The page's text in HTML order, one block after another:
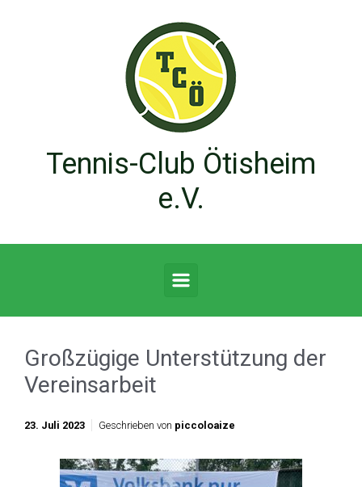
Tennis-Club Ötisheim
e.V.
Großzügige Unterstützung der
Vereinsarbeit
23. Juli 2023 Geschrieben von piccoloaize